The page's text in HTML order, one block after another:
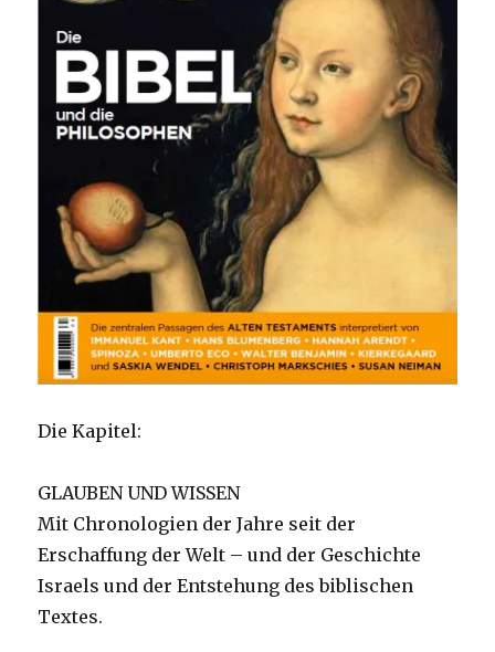
Die Kapitel:
GLAUBEN UND WISSEN
Mit Chronologien der Jahre seit der
Erschaffung der Welt – und der Geschichte
Israels und der Entstehung des biblischen
Textes.